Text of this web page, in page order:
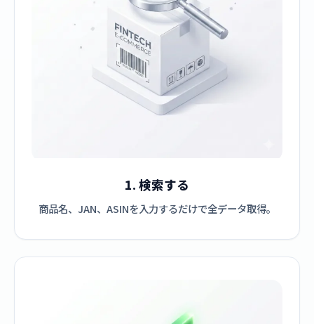
1. 検索する
商品名、JAN、ASINを入力するだけで全データ取得。